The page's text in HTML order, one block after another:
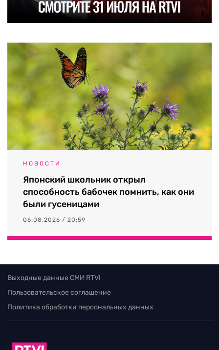
НОВОСТИ
Японский школьник открыл
способность бабочек помнить, как они
были гусеницами
06.08.2026 / 20:59
Выходные данные СМИ RTVI
Пользовательское соглашение
Политика обработки персональных данных